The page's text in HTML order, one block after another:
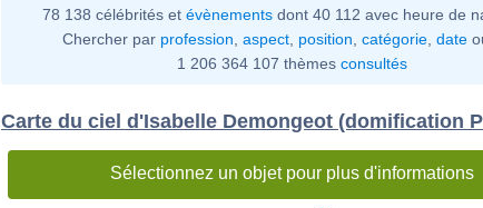
78 138 célébrités et évènementsdont 40 112 avec heure de
Chercher par profession aspect position catégorie date
1 206 364 107 thèmes consultés
Carte du ciel d'Isabelle Demongeot (domification
Sélectionnez un objet pour plus d'informations